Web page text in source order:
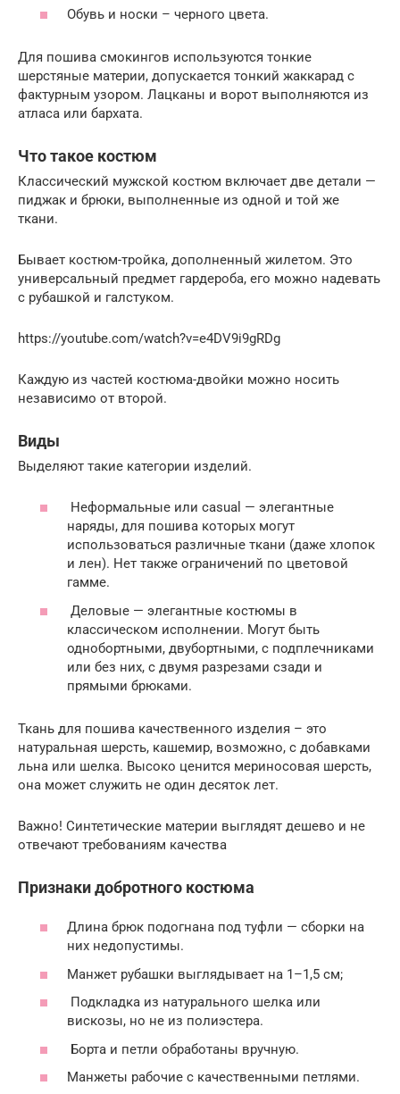
Обувь и носки – черного цвета.
Для пошива смокингов используются тонкие
шерстяные материи, допускается тонкий жаккарад с
фактурным узором. Лацканы и ворот выполняются из
атласа или бархата.
Что такое костюм
Классический мужской костюм включает две детали —
пиджак и брюки, выполненные из одной и той же
ткани.
Бывает костюм-тройка, дополненный жилетом. Это
универсальный предмет гардероба, его можно надевать
с рубашкой и галстуком.
https://youtube.com/watch?v=e4DV9i9gRDg
Каждую из частей костюма-двойки можно носить
независимо от второй.
Виды
Выделяют такие категории изделий.
Неформальные или casual — элегантные
наряды, для пошива которых могут
использоваться различные ткани (даже хлопок
и лен). Нет также ограничений по цветовой
гамме.
Деловые — элегантные костюмы в
классическом исполнении. Могут быть
однобортными, двубортными, с подплечниками
или без них, с двумя разрезами сзади и
прямыми брюками.
Ткань для пошива качественного изделия – это
натуральная шерсть, кашемир, возможно, с добавками
льна или шелка. Высоко ценится мериносовая шерсть,
она может служить не один десяток лет.
Важно! Синтетические материи выглядят дешево и не
отвечают требованиям качества
Признаки добротного костюма
Длина брюк подогнана под туфли — сборки на
них недопустимы.
Манжет рубашки выглядывает на 1–1,5 см;
Подкладка из натурального шелка или
вискозы, но не из полиэстера.
Борта и петли обработаны вручную.
Манжеты рабочие с качественными петлями.